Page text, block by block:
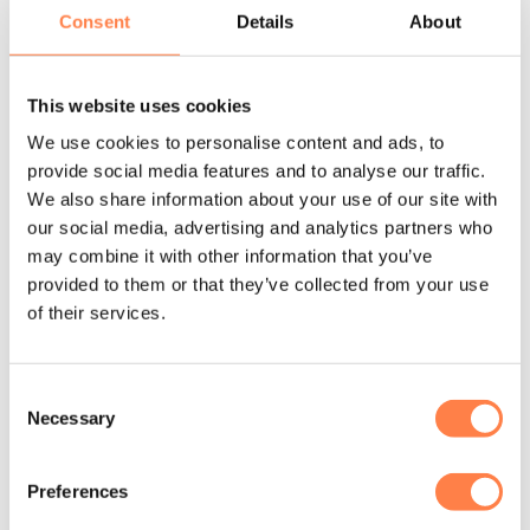
Consent Details About
This website uses cookies
We use cookies to personalise content and ads, to
provide social media features and to analyse our traffic.
We also share information about your use of our site with
our social media, advertising and analytics partners who
may combine it with other information that you’ve
provided to them or that they’ve collected from your use
of their services.
Selection
Necessary
Preferences
toe mettalkpoeder om plakken te voorkomen. Let op:
Over Align-Pilates
Ontworpen in Groot-Brittannië, is
Europa’s
toonaangevende merk in Pilatesapparatuur. Het merk biedt
een compleet assortiment voor commerciële studio’s,
innovatieve thuisreformers en alle accessoires voor
matwerk. Hierdoor wordt weer Pilates toegankelijk voor
zowel professionals als thuisgebruikers.
Align-Pilates staat bekend om het uitstekende prijs-
en innovatieve, gepatenteerde functies. Met jarenlange
servicegerichte aanpak in de UK, inclusief voorraad,